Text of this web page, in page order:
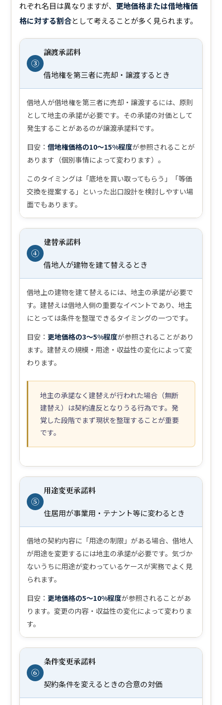
れぞれ名目は異なりますが、 更地価格または借地権価
格に対する割合として考えることが多く見られます。
③
譲渡承諾料
借地権を第三者に売却・譲渡するとき
借地人が借地権を第三者に売却・譲渡するには、原則
として地主の承諾が必要です。その承諾の対価として
発生することがあるのが譲渡承諾料です。
目安： 借地権価格の10〜15%程度が参照されることが
あります（個別事情によって変わります）。
このタイミングは「底地を買い取ってもらう」「等価
交換を提案する」といった出口設計を検討しやすい場
面でもあります。
④
建替承諾料
借地人が建物を建て替えるとき
借地上の建物を建て替えるには、地主の承諾が必要で
す。建替えは借地人側の重要なイベントであり、地主
にとっては条件を整理できるタイミングの一つです。
目安： 更地価格の3〜5%程度が参照されることがあり
ます。建替えの規模・用途・収益性の変化によって変
わります。
地主の承諾なく建替えが行われた場合（無断
建替え）は契約違反となりうる行為です。発
覚した段階でまず現状を整理することが重要
です。
⑤
用途変更承諾料
住居用が事業用・テナント等に変わるとき
借地の契約内容に「用途の制限」がある場合、借地人
が用途を変更するには地主の承諾が必要です。気づか
ないうちに用途が変わっているケースが実務でよく見
られます。
目安： 更地価格の5〜10%程度が参照されることがあ
ります。変更の内容・収益性の変化によって変わりま
す。
⑥
条件変更承諾料
契約条件を変えるときの合意の対価